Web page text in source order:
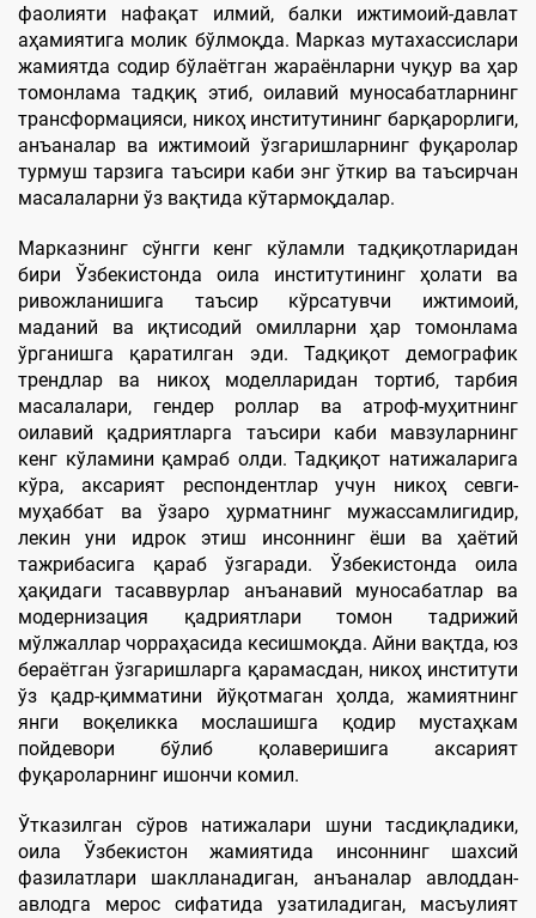
фаолияти нафақат илмий, балки ижтимоий-давлат
аҳамиятига молик бўлмоқда. Марказ мутахассислари
жамиятда содир бўлаётган жараёнларни чуқур ва ҳар
томонлама тадқиқ этиб, оилавий муносабатларнинг
трансформацияси, никоҳ институтининг барқарорлиги,
анъаналар ва ижтимоий ўзгаришларнинг фуқаролар
турмуш тарзига таъсири каби энг ўткир ва таъсирчан
масалаларни ўз вақтида кўтармоқдалар.
Марказнинг сўнгги кенг кўламли тадқиқотларидан
бири Ўзбекистонда оила институтининг ҳолати ва
ривожланишига таъсир кўрсатувчи ижтимоий,
маданий ва иқтисодий омилларни ҳар томонлама
ўрганишга қаратилган эди. Тадқиқот демографик
трендлар ва никоҳ моделларидан тортиб, тарбия
масалалари, гендер роллар ва атроф-муҳитнинг
оилавий қадриятларга таъсири каби мавзуларнинг
кенг кўламини қамраб олди. Тадқиқот натижаларига
кўра, аксарият респондентлар учун никоҳ севги-
муҳаббат ва ўзаро ҳурматнинг мужассамлигидир,
лекин уни идрок этиш инсоннинг ёши ва ҳаётий
тажрибасига қараб ўзгаради. Ўзбекистонда оила
ҳақидаги тасаввурлар анъанавий муносабатлар ва
модернизация қадриятлари томон тадрижий
мўлжаллар чорраҳасида кесишмоқда. Айни вақтда, юз
бераётган ўзгаришларга қарамасдан, никоҳ институти
ўз қадр-қимматини йўқотмаган ҳолда, жамиятнинг
янги воқеликка мослашишга қодир мустаҳкам
пойдевори бўлиб қолаверишига аксарият
фуқароларнинг ишончи комил.
Ўтказилган сўров натижалари шуни тасдиқладики,
оила Ўзбекистон жамиятида инсоннинг шахсий
фазилатлари шаклланадиган, анъаналар авлоддан-
авлодга мерос сифатида узатиладиган, масъулият